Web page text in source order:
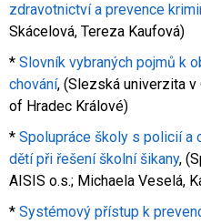
zdravotnictví a prevence
Skácelová, Tereza Kaufová)
* Slovník vybraných pojmů k
chování, (Slezská univerzita v
of Hradec Králové)
* Spolupráce školy s policií a
dětí při řešení školní šikany,
AISIS o.s.; Michaela Veselá,
* Systémový přístup k